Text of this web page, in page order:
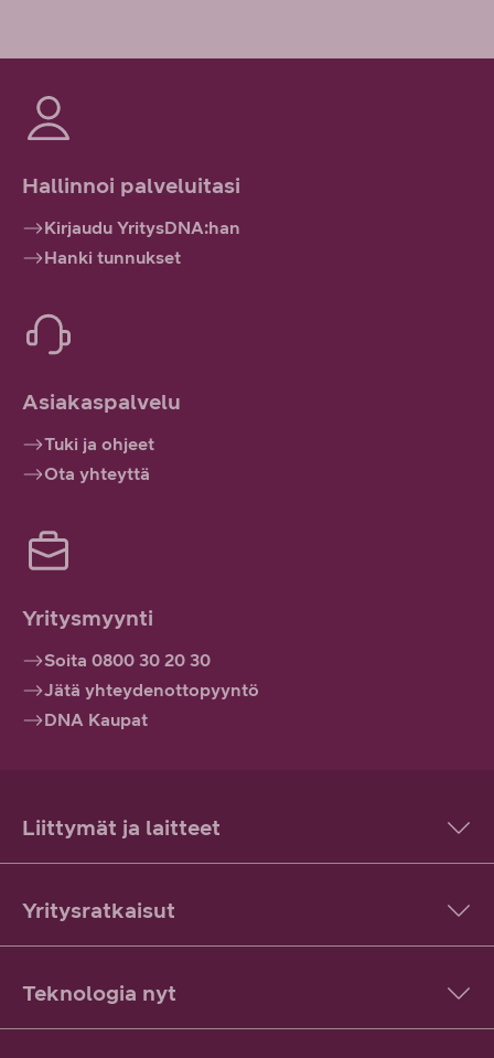
Hallinnoi palveluitasi
Kirjaudu YritysDNA:han
Hanki tunnukset
Asiakaspalvelu
Tuki ja ohjeet
Ota yhteyttä
Yritysmyynti
Soita 0800 30 20 30
Jätä yhteydenottopyyntö
DNA Kaupat
Liittymät ja laitteet
Yritysratkaisut
Teknologia nyt